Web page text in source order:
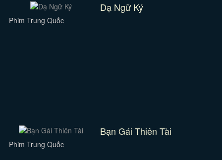
Dạ Ngữ Ký
Phim Trung Quốc
Bạn Gái Thiên Tài
Phim Trung Quốc